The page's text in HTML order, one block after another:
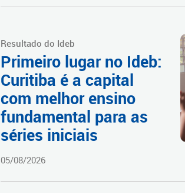
Resultado do Ideb
Primeiro lugar no Ideb:
Curitiba é a capital
com melhor ensino
fundamental para as
séries iniciais
05/08/2026